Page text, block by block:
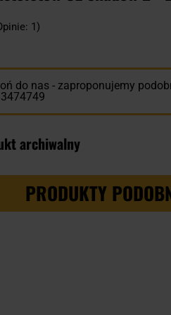
1)
do nas - zaproponujemy
archiwalny
PRODUKTY